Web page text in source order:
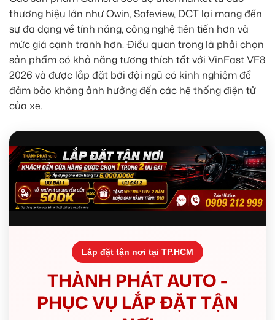
thương hiệu lớn như Owin, Safeview, DCT lại mang đến
sự đa dạng về tính năng, công nghệ tiên tiến hơn và
mức giá cạnh tranh hơn. Điều quan trọng là phải chọn
sản phẩm có khả năng tương thích tốt với VinFast VF8
2026 và được lắp đặt bởi đội ngũ có kinh nghiệm để
đảm bảo không ảnh hưởng đến các hệ thống điện tử
của xe.
Lắp đặt tận nơi tại TP.HCM
THÀNH PHÁT AUTO -
PHỤC VỤ LẮP ĐẶT TẬN